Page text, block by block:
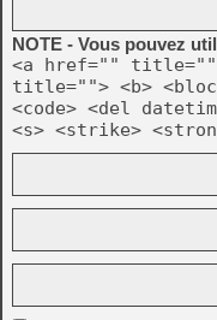
NOTE - Vous pouvez
<a href=""
title=""> <b>
<code> <del
<s> <strike>